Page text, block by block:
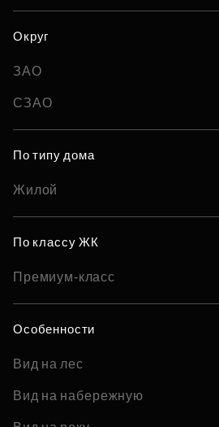
Округ
ЗАО
СЗАО
По типу дома
Жилой
По классу ЖК
Премиум-класс
Особенности
Вид на лес
Вид на набережную